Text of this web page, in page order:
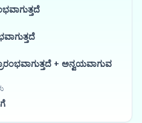
+ ಅನ್ವಯವಾಗುವ